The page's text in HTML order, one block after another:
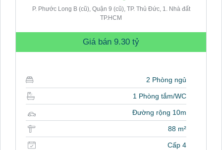
P. Phước Long B (cũ), Quận 9 (cũ), TP. Thủ Đức, 1. Nhà đất
TP.HCM
Giá bán 9.30 tỷ
2 Phòng ngủ
1 Phòng tắm/WC
Đường rộng 10m
88 m²
Cấp 4